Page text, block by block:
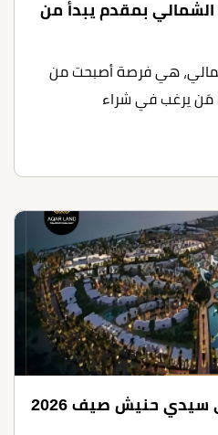
بمقدم يبدأ من
هي فرصة أصبحت من
مَن يرغب في شراء
حنيش صيف 2026